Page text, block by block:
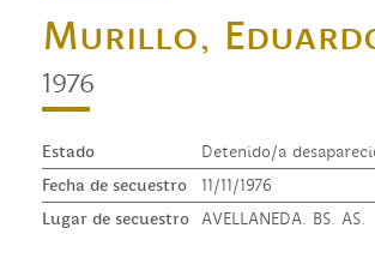
Murillo,
1976
Estado
Detenido/a
Fecha de secuestro
11/11/1976
Lugar de secuestro
AVELLANEDA. BS. AS.